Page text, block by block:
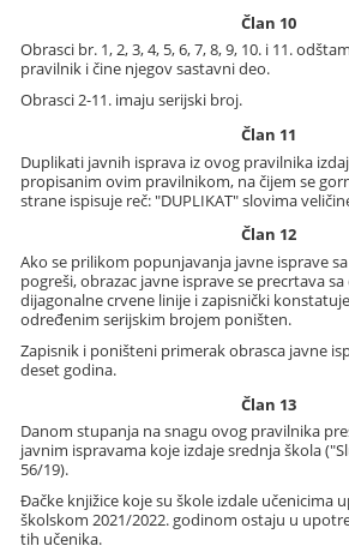
Član 10
Obrasci br. 1, 2, 3, 4, 5, 6, 7, 8, 9, 10. i 11.
pravilnik i čine njegov sastavni deo.
Obrasci 2-11. imaju serijski broj.
Član 11
Duplikati javnih isprava iz ovog pravilnika
propisanim ovim pravilnikom, na čijem se
strane ispisuje reč: "DUPLIKAT" slovima
Član 12
Ako se prilikom popunjavanja javne isprave
pogreši, obrazac javne isprave se precrtava
dijagonalne crvene linije i zapisnički
određenim serijskim brojem poništen.
Zapisnik i poništeni primerak obrasca javne
deset godina.
Član 13
Danom stupanja na snagu ovog pravilnika
javnim ispravama koje izdaje srednja škola
56/19).
Đačke knjižice koje su škole izdale učenicima
školskom 2021/2022. godinom ostaju u
tih učenika.